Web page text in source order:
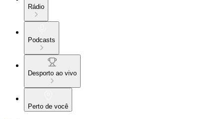
Rádio
Podcasts
Desporto ao vivo
Perto de você